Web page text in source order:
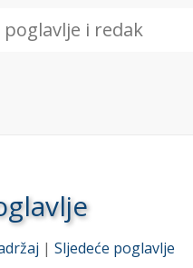
|Sljedeće poglavlje